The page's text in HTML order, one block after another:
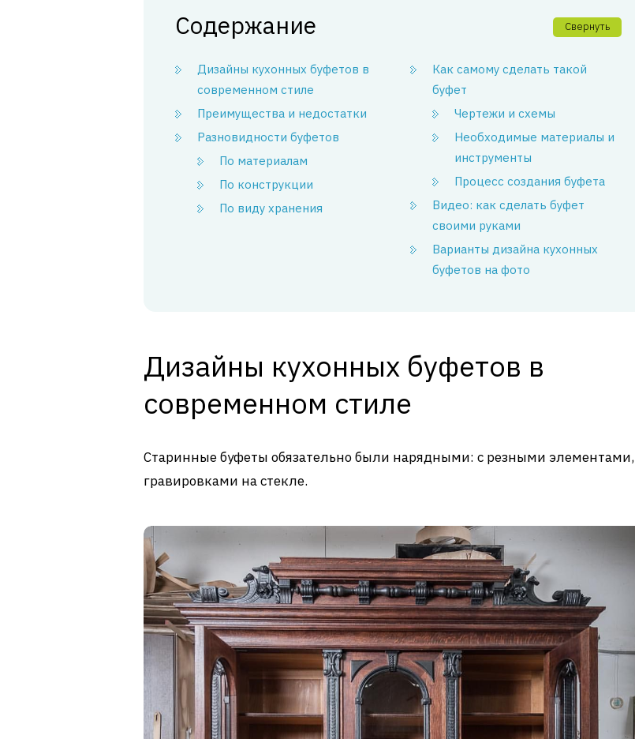
Содержание Свернуть
Дизайны кухонных буфетов в
современном стиле
Преимущества и недостатки
Разновидности буфетов
По материалам
По конструкции
По виду хранения
Как самому сделать такой
буфет
Чертежи и схемы
Необходимые материалы и
инструменты
Процесс создания буфета
Видео: как сделать буфет
своими руками
Варианты дизайна кухонных
буфетов на фото
Дизайны кухонных буфетов в
современном стиле
Старинные буфеты обязательно были нарядными: с резными элементами,
гравировками на стекле.